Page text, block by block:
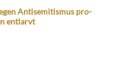
Antisemitismus pro-
entlarvt